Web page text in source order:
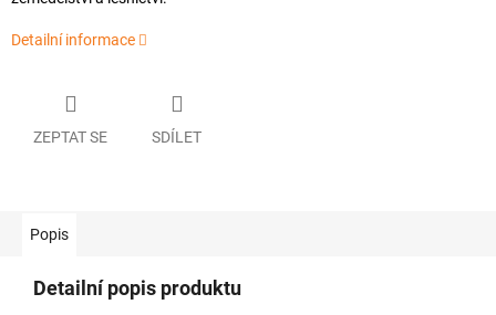
Detailní informace
ZEPTAT SE SDÍLET
Popis
Detailní popis produktu